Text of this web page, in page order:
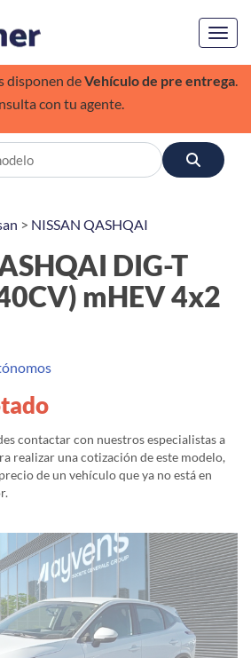
disponen deVehículo de pre entrega.
con tu agente.
> NISSAN QASHQAI
DIG-T
mHEV 4x2
contactar con nuestros especialistas a
realizar una cotización de este modelo,
de un vehículo que ya no está en